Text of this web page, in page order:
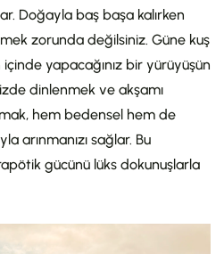
Doğayla baş başa kalırken
zorunda değilsiniz. Güne kuş
yapacağınız bir yürüyüşün
dinlenmek ve akşamı
hem bedensel hem de
arınmanızı sağlar. Bu
gücünü lüks dokunuşlarla